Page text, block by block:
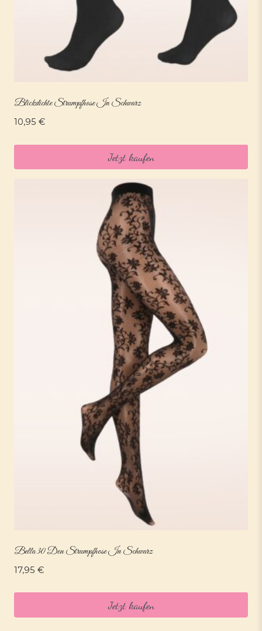
Blickdichte Strumpfhose In Schwarz
10,95 €
Jetzt kaufen
Bella 30 Den Strumpfhose In Schwarz
17,95 €
Jetzt kaufen